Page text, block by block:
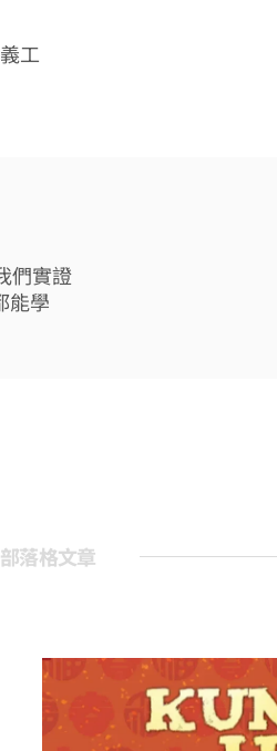
工
們實證
能學
落格文章